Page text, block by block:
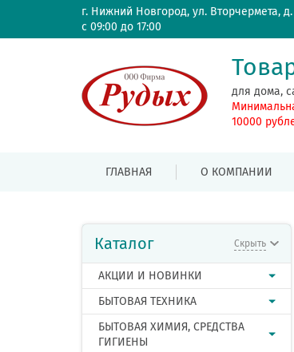
г. Нижний Новгород, ул. Вторчермета,
с 09:00 до 17:00
для дома,
10000
ГЛАВНАЯ О КОМПАНИИ
Каталог Скрыть
АКЦИИ И НОВИНКИ
БЫТОВАЯ ТЕХНИКА
БЫТОВАЯ ХИМИЯ, СРЕДСТВА
ГИГИЕНЫ